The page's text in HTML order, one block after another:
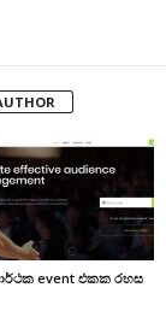
event එකක රහස